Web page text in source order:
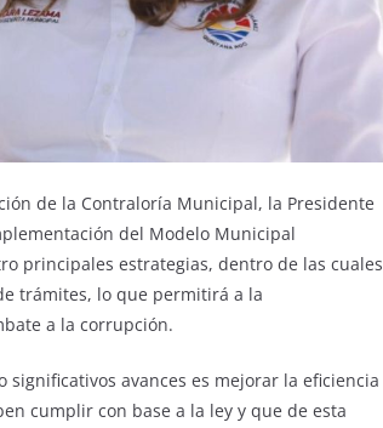
de la Contraloría Municipal, la Presidente
del Modelo Municipal
principales estrategias, dentro de las cuales
trámites, lo que permitirá a la
a la corrupción.
avances es mejorar la eficiencia
cumplir con base a la ley y que de esta